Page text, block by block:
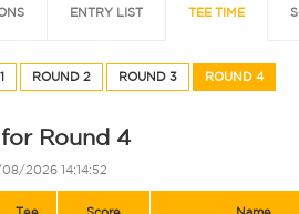
ENTRY LIST TEE TIME
ROUND 2 ROUND 3 ROUND 4
Round 4
2026 14:14:52